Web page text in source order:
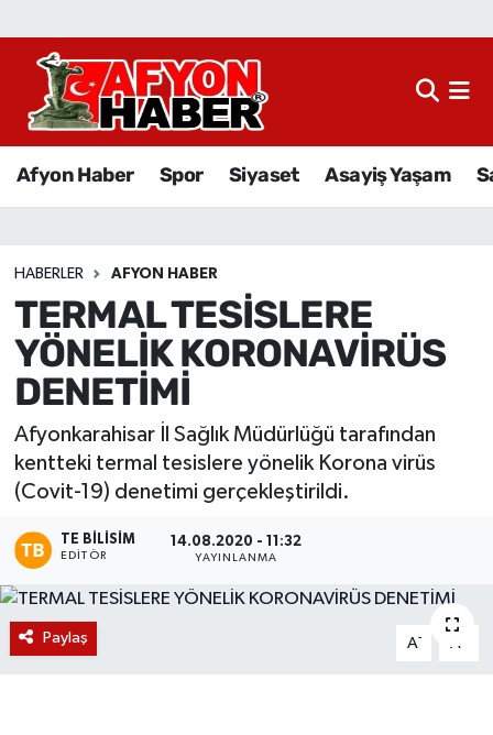
Afyon Haber Spor Siyaset Asayiş Yaşam
HABERLER AFYON HABER
TERMAL TESİSLERE
YÖNELİK KORONAVİRÜS
DENETİMİ
Afyonkarahisar İl Sağlık Müdürlüğü tarafından
kentteki termal tesislere yönelik Korona virüs
(Covit-19) denetimi gerçekleştirildi.
TE BILISIM
EDITÖR
14.08.2020 - 11:32
YAYINLANMA
Paylaş A- A
Afyon Haber
Sağlık
Eğitim
Sivil Toplum
Ekonomi
Magazin
Etkinlikler